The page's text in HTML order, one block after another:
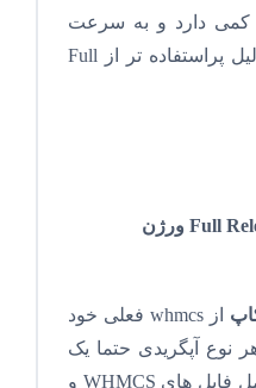
کمی دارد و به سرعت
آپلود می شود و به همین دلیل پراستفاده تر از Full
از whmcs فعلی خود
نوع آپگریدی حتما یک
فول بکاپ تهیه کنید که شامل فایل های WHMCS و